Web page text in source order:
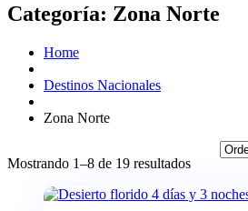
Categoría: Zona Norte
Home
Destinos Nacionales
Zona Norte
Mostrando 1–8 de 19 resultadosOrdenado
los